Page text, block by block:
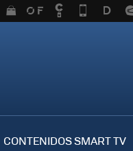
CONTENIDOS SMART TV